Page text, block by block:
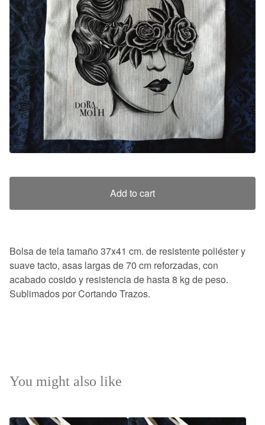
Add to cart
Bolsa de tela tamaño 37x41 cm. de resistente poliéster y
suave tacto, asas largas de 70 cm reforzadas, con
acabado cosido y resistencia de hasta 8 kg de peso.
Sublimados por Cortando Trazos.
You might also like